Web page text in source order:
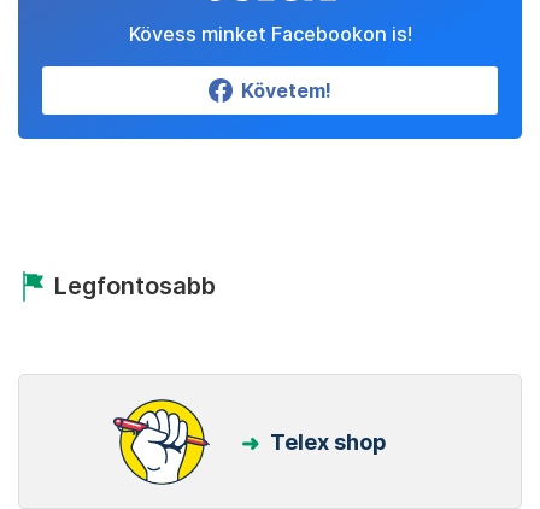
Kövess minket Facebookon is!
Követem!
Legfontosabb
Telex shop